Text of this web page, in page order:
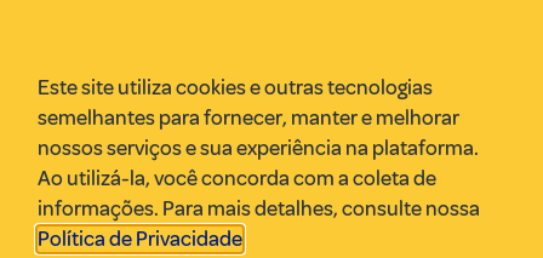
VR Assessoria
Parcerias
Envie uma pauta
Anuncie
Este site utiliza cookies e outras tecnologias
semelhantes para fornecer, manter e melhorar
nossos serviços e sua experiência na plataforma.
Ao utilizá-la, você concorda com a coleta de
informações. Para mais detalhes, consulte nossa
Política de Privacidade.